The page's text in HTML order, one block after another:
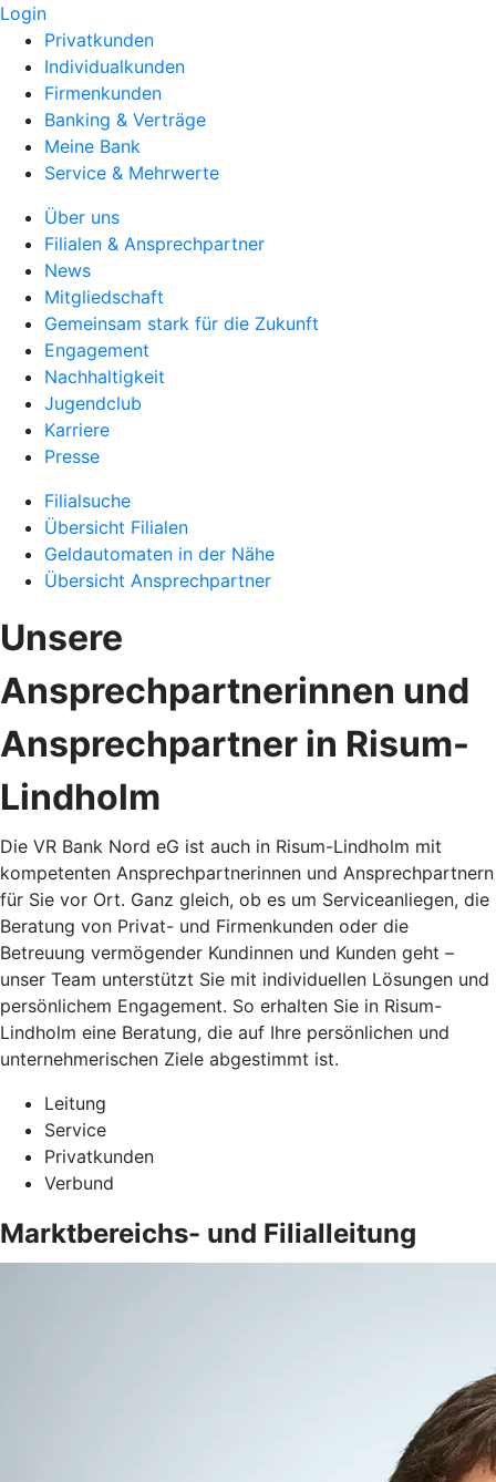
Login
Privatkunden
Individualkunden
Firmenkunden
Banking & Verträge
Meine Bank
Service & Mehrwerte
Über uns
Filialen & Ansprechpartner
News
Mitgliedschaft
Gemeinsam stark für die Zukunft
Engagement
Nachhaltigkeit
Jugendclub
Karriere
Presse
Filialsuche
Übersicht Filialen
Geldautomaten in der Nähe
Übersicht Ansprechpartner
Unsere
Ansprechpartnerinnen und
Ansprechpartner in Risum-
Lindholm
Die VR Bank Nord eG ist auch in Risum-Lindholm mit
kompetenten Ansprechpartnerinnen und Ansprechpartnern
für Sie vor Ort. Ganz gleich, ob es um Serviceanliegen, die
Beratung von Privat- und Firmenkunden oder die
Betreuung vermögender Kundinnen und Kunden geht –
unser Team unterstützt Sie mit individuellen Lösungen und
persönlichem Engagement. So erhalten Sie in Risum-
Lindholm eine Beratung, die auf Ihre persönlichen und
unternehmerischen Ziele abgestimmt ist.
Leitung
Service
Privatkunden
Verbund
Marktbereichs- und Filialleitung